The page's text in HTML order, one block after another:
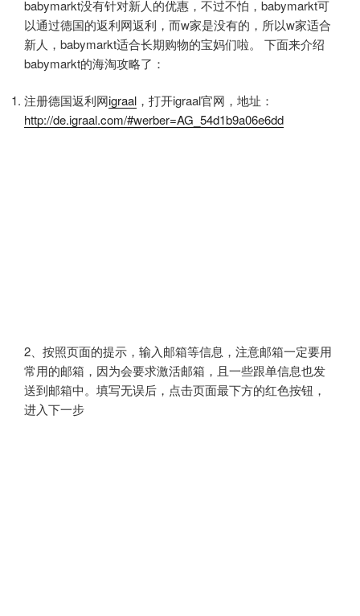
babymarkt没有针对新人的优惠，不过不怕，babymarkt可
以通过德国的返利网返利，而w家是没有的，所以w家适合
新人，babymarkt适合长期购物的宝妈们啦。 下面来介绍
babymarkt的海淘攻略了：
注册德国返利网igraal ，打开igraal官网，地址：
http://de.igraal.com/#werber=AG_54d1b9a06e6dd
2、按照页面的提示，输入邮箱等信息，注意邮箱一定要用
常用的邮箱，因为会要求激活邮箱，且一些跟单信息也发
送到邮箱中。填写无误后，点击页面最下方的红色按钮，
进入下一步